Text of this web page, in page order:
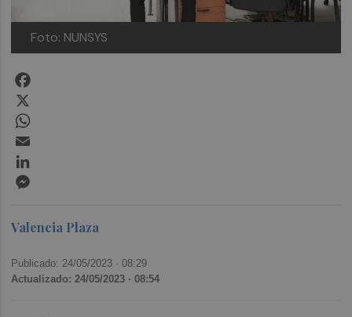
Foto: NUNSYS
Valencia Plaza
Publicado: 24/05/2023 ·08:29
Actualizado: 24/05/2023 · 08:54